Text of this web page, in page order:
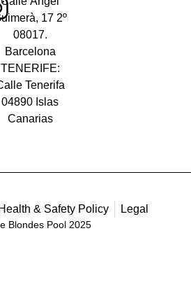
17 2º
08017.
Barcelona
TENERIFE:
Tenerifa
04890 Islas
Canarias
Health & Safety Policy Legal
Blondes Pool 2025